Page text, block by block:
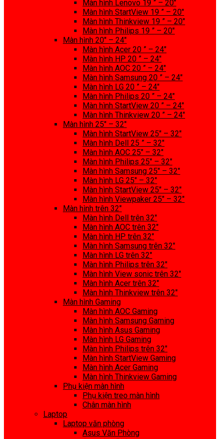
Màn hình Lenovo 19 ” – 20″
Màn hình StartView 19 ” – 20″
Màn hình Thinkview 19 ” – 20″
Màn hình Philips 19 ” – 20″
Màn hình 20″ – 24″
Màn hình Acer 20 ” – 24″
Màn hình HP 20 ” – 24″
Màn hình AOC 20 ” – 24″
Màn hình Samsung 20 ” – 24″
Màn hình LG 20 ” – 24″
Màn hình Philips 20 ” – 24″
Màn hình StartView 20 ” – 24″
Màn hình Thinkview 20 ” – 24″
Màn hình 25″ – 32″
Màn hình StartView 25″ – 32″
Màn hình Dell 25 ” – 32″
Màn hình AOC 25″ – 32″
Màn hình Philips 25″ – 32″
Màn hình Samsung 25″ – 32″
Màn hình LG 25″ – 32″
Màn hình StartView 25″ – 32″
Màn hình Viewpaker 25″ – 32″
Màn hình trên 32″
Màn hình Dell trên 32″
Màn hình AOC trên 32″
Màn hình HP trên 32″
Màn hình Samsung trên 32″
Màn hình LG trên 32″
Màn hình Philips trên 32″
Màn hình View sonic trên 32″
Màn hình Acer trên 32″
Màn hình Thinkview trên 32″
Màn hình Gaming
Màn hình AOC Gaming
Màn hình Samsung Gaming
Màn hình Asus Gaming
Màn hình LG Gaming
Màn hình Philips trên 32″
Màn hình StartView Gaming
Màn hình Acer Gaming
Màn hình Thinkview Gaming
Phụ kiện màn hình
Phụ kiện treo màn hình
Chân màn hình
Laptop
Laptop văn phòng
Asus Văn Phòng